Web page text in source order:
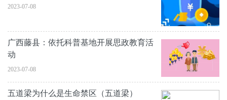
2023-07-08
广西藤县：依托科普基地开展思政教育活
动
2023-07-08
五道梁为什么是生命禁区（五道梁）